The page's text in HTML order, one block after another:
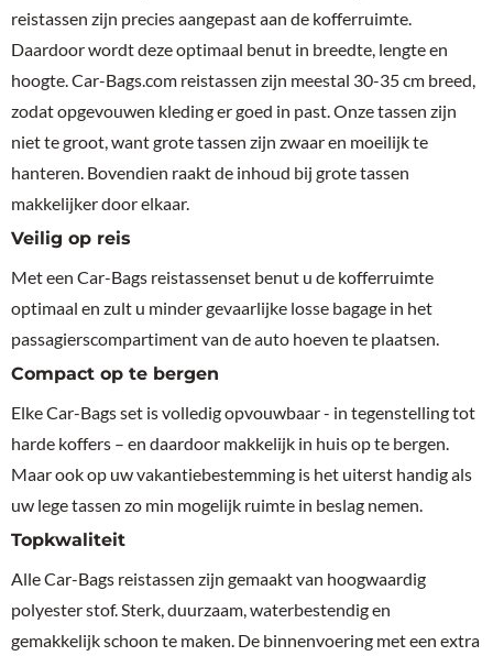
reistassen zijn precies aangepast aan de kofferruimte.
Daardoor wordt deze optimaal benut in breedte, lengte en
hoogte. Car-Bags.com reistassen zijn meestal 30-35 cm breed,
zodat opgevouwen kleding er goed in past. Onze tassen zijn
niet te groot, want grote tassen zijn zwaar en moeilijk te
hanteren. Bovendien raakt de inhoud bij grote tassen
makkelijker door elkaar.
Veilig op reis
Met een Car-Bags reistassenset benut u de kofferruimte
optimaal en zult u minder gevaarlijke losse bagage in het
passagierscompartiment van de auto hoeven te plaatsen.
Compact op te bergen
Elke Car-Bags set is volledig opvouwbaar - in tegenstelling tot
harde koffers – en daardoor makkelijk in huis op te bergen.
Maar ook op uw vakantiebestemming is het uiterst handig als
uw lege tassen zo min mogelijk ruimte in beslag nemen.
Topkwaliteit
Alle Car-Bags reistassen zijn gemaakt van hoogwaardig
polyester stof. Sterk, duurzaam, waterbestendig en
gemakkelijk schoon te maken. De binnenvoering met een extra